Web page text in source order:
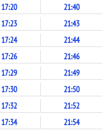
17:20 21:40
17:23 21:43
17:24 21:44
17:26 21:46
17:29 21:49
17:30 21:50
17:32 21:52
17:34 21:54